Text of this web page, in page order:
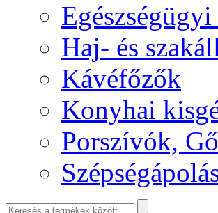
Haj- és
Kávéfőzők
Konyhai
Porszívók,